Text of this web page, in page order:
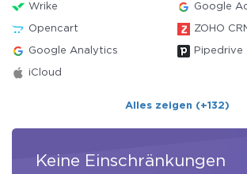
Wrike Google
Opencart ZOHO
Google Analytics Pipedrive
iCloud
Alles zeigen (+132)
Keine Einschränkungen